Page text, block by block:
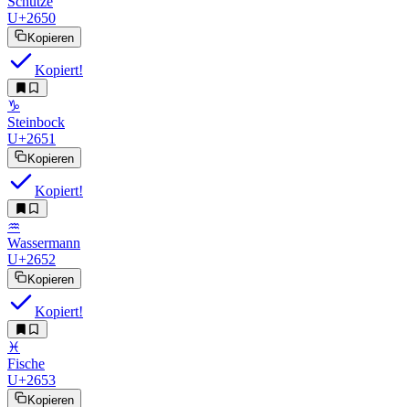
U+2650
Kopieren
Kopiert!
♑︎
Steinbock
U+2651
Kopieren
Kopiert!
♒︎
Wassermann
U+2652
Kopieren
Kopiert!
♓︎
Fische
U+2653
Kopieren